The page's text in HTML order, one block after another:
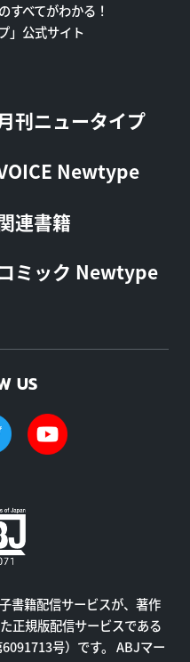
すべてがわかる！
」公式サイト
刊ニュータイプ
Newtype
連書籍
コミック Newtype
US
書籍配信サービスが、著作
正規版配信サービスである
号）です。 ABJマー